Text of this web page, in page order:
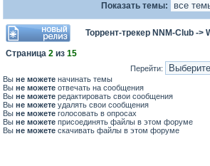
Показать темы:
Торрент-трекер NNM-Club ->
Страница 2 из 15
Перейти:
Вы не можете начинать темы
Вы не можете отвечать на сообщения
Вы не можете редактировать свои сообщения
Вы не можете удалять свои сообщения
Вы не можете голосовать в опросах
Вы не можете присоединять файлы в этом форуме
Вы не можете скачивать файлы в этом форуме